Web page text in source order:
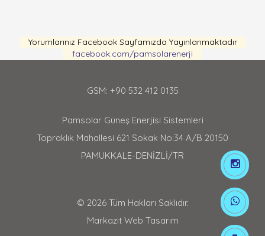
Yorumlarınız Facebook Sayfamızda Yayınlanmaktadır
facebook.com/pamsolarenerji
Pamsolar Güneş Enerjisi Sistemleri
Topraklık Mahallesi 621 Sokak No:34 A/B 20150
PAMUKKALE-DENİZLİ/TR
GSM: +90 532 412 0135
© 2026 Tüm Hakları Saklıdır.
Markazit Web Tasarım